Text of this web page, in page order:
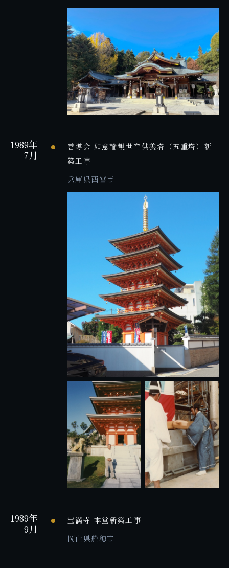
1989年
7月
善導会 如意輪観世音供養塔（五重塔）新
築工事
兵庫県西宮市
1989年
9月
宝満寺 本堂新築工事
岡山県船穂市